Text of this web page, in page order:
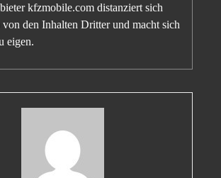
kfzmobile.com distanziert sich
den Inhalten Dritter und macht sich
eigen.